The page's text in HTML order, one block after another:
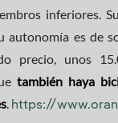
inferiores.
autonomía es de
precio, unos
también haya
https://